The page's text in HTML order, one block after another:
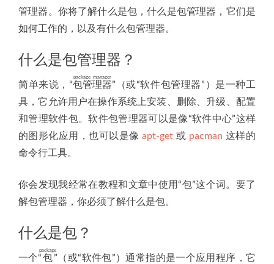
管理器。你将了解什么是包，什么是包管理器，它们是
如何工作的，以及有什么包管理器。
什么是包管理器？
简单来说，“包管理器
package manager
”（或“软件包管理器”）是一种工
具，它允许用户在操作系统上安装、删除、升级、配置
和管理软件包。软件包管理器可以是像“软件中心”这样
的图形化应用，也可以是像 apt-get 或 pacman 这样的
命令行工具。
你会发现我经常在教程和文章中使用“包”这个词。要了
解包管理器，你必须了解什么是包。
什么是包？
一个“包
package
”（或“软件包”）通常指的是一个应用程序，它